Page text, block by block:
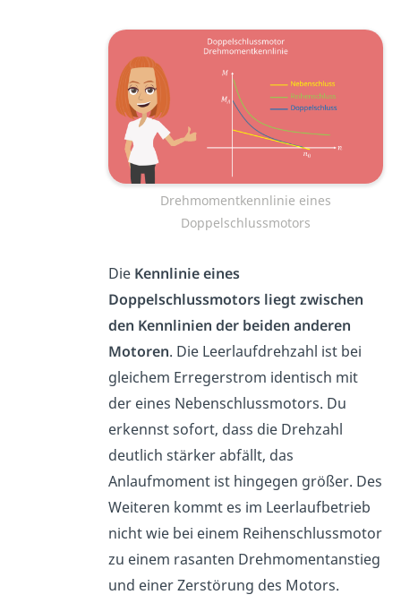
Drehmomentkennlinie eines
Doppelschlussmotors
Die Kennlinie eines
Doppelschlussmotors liegt zwischen
den Kennlinien der beiden anderen
Motoren. Die Leerlaufdrehzahl ist bei
gleichem Erregerstrom identisch mit
der eines Nebenschlussmotors. Du
erkennst sofort, dass die Drehzahl
deutlich stärker abfällt, das
Anlaufmoment ist hingegen größer. Des
Weiteren kommt es im Leerlaufbetrieb
nicht wie bei einem Reihenschlussmotor
zu einem rasanten Drehmomentanstieg
und einer Zerstörung des Motors.